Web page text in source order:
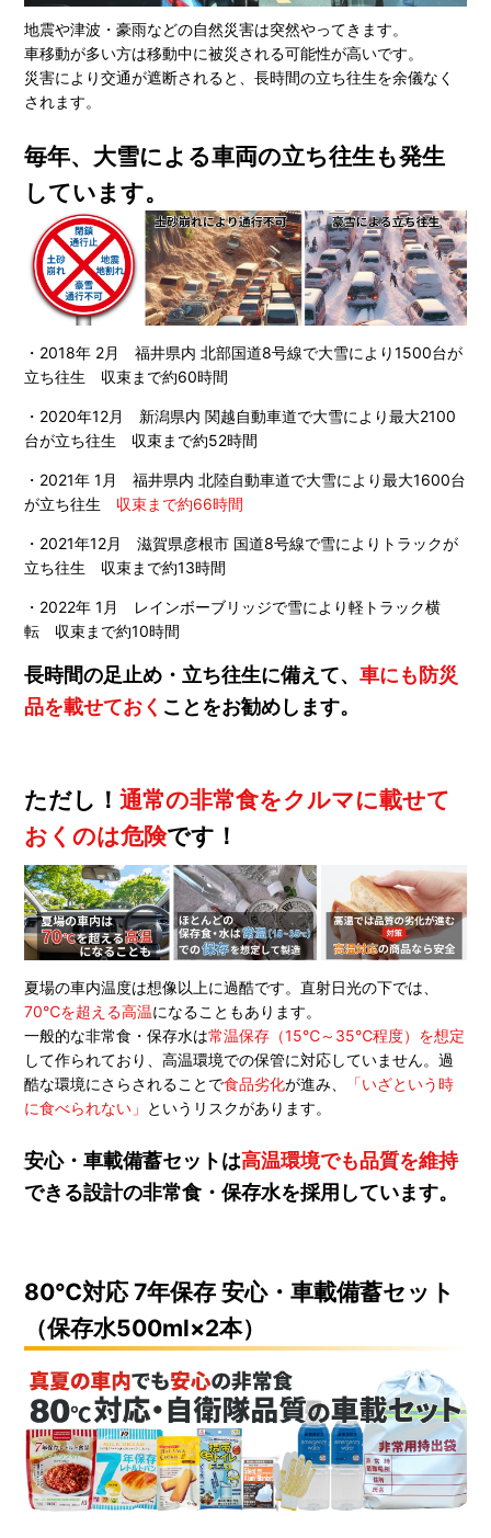
地震や津波・豪雨などの自然災害は突然やってきます。
車移動が多い方は移動中に被災される可能性が高いです。
災害により交通が遮断されると、長時間の立ち往生を余儀なく
されます。
毎年、大雪による車両の立ち往生も発生
しています。
・2018年 2月
福井県内 北部国道8号線で大雪により1500台が
立ち往生 収束まで約60時間
・2020年12月
新潟県内 関越自動車道で大雪により最大2100
台が立ち往生 収束まで約52時間
・2021年 1月
福井県内 北陸自動車道で大雪により最大1600台
が立ち往生 収束まで約66時間
・2021年12月
滋賀県彦根市 国道8号線で雪によりトラックが
立ち往生 収束まで約13時間
・2022年 1月
レインボーブリッジで雪により軽トラック横
転 収束まで約10時間
長時間の足止め・立ち往生に備えて、車にも防災
品を載せておく ことをお勧めします。
ただし！通常の非常食をクルマに載せて
おくのは危険です！
夏場の車内温度は想像以上に過酷です。直射日光の下では、
70℃を超える高温になることもあります。
一般的な非常食・保存水は常温保存（15℃～35℃程度）を想定
して作られており、高温環境での保管に対応していません。過
酷な環境にさらされることで食品劣化が進み、
「いざという時
に食べられない」 というリスクがあります。
安心・車載備蓄セットは高温環境でも品質を維持
できる設計の非常食・保存水を採用しています。
80℃対応 7年保存 安心・車載備蓄セット
（保存水500ml×2本）